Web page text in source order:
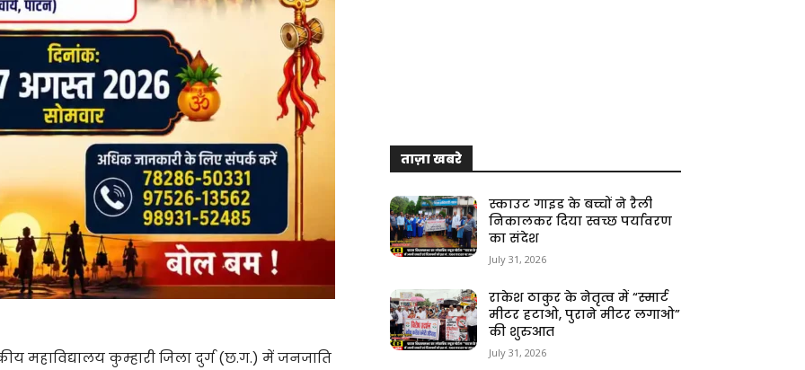
महाविद्यालय कुम्हारी जिला दुर्ग (छ.ग.) में जनजाति
ताज़ा खबरे
स्काउट गाइड के बच्चों ने रैली
निकालकर दिया स्वच्छ पर्यावरण
का संदेश
July 31, 2026
राकेश ठाकुर के नेतृत्व में “स्मार्ट
मीटर हटाओ, पुराने मीटर लगाओ”
की शुरुआत
July 31, 2026